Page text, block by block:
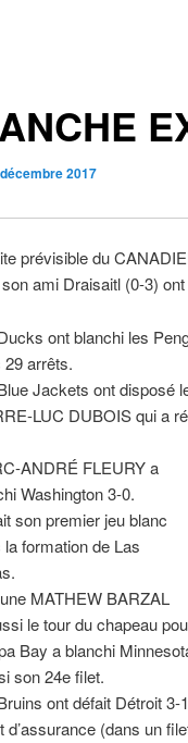
2017
prévisible du
ami Draisaitl (0-3)
ont blanchi les
29 arrêts.
Jackets ont disposé
LUC DUBOIS qui a
ANDRÉ FLEURY a
Washington 3-0.
son premier jeu blanc
la formation de Las
MATHEW BARZAL
le tour du chapeau
Bay a blanchi
son 24e filet.
ont défait Détroit
d’assurance (dans un